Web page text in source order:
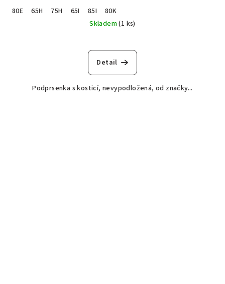
80E 65H 75H 65I 85I
80K
Skladem(1 ks)
Detail
Podprsenka s kosticí, nevypodložená, od značky...